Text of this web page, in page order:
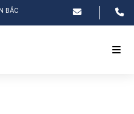
BẮC